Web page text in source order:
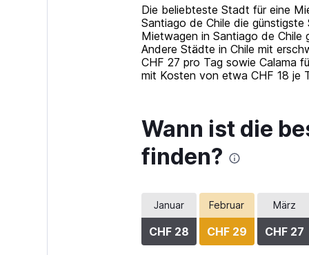
11
categories.
The
chart
has
1
values.
Range:
0
to
Die beliebteste Stadt für eine
Santiago de Chile die
Mietwagen in Santiago de Chile
Andere Städte in Chile mit
CHF 27 pro Tag sowie Calama
mit Kosten von etwa CHF 18 je
Wann ist die
finden?
Januar
CHF 28
Februar
CHF 29
März
CHF 27